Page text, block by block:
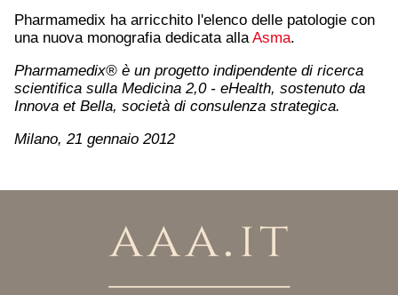
Pharmamedix ha arricchito l'elenco delle patologie con
una nuova monografia dedicata allaAsma.
Pharmamedix® è un progetto indipendente di ricerca
scientifica sulla Medicina 2,0 - eHealth, sostenuto da
Innova et Bella, società di consulenza strategica.
Milano, 21 gennaio 2012